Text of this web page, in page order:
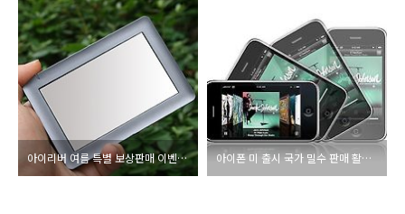
아이리버 여름 특별 보상판매 이벤트 실시 아이폰 미 출시 국가 밀수 판매 활활... 국내도?